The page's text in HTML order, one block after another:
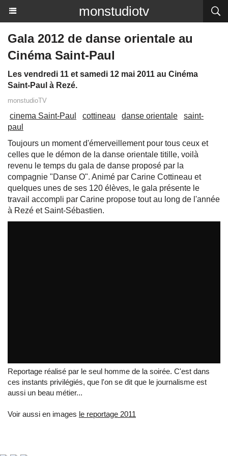
monstudiotv
Gala 2012 de danse orientale au
Cinéma Saint-Paul
Les vendredi 11 et samedi 12 mai 2011 au Cinéma
Saint-Paul à Rezé.
monstudioTV
cinema Saint-Paul cottineau danse orientale
saint-
paul
Toujours un moment d'émerveillement pour tous ceux et
celles que le démon de la danse orientale titille, voilà
revenu le temps du gala de danse proposé par la
compagnie "Danse O". Animé par Carine Cottineau et
quelques unes de ses 120 élèves, le gala présente le
travail accompli par Carine propose tout au long de l'année
à Rezé et Saint-Sébastien.
Reportage réalisé par le seul homme de la soirée. C'est dans
ces instants privilégiés, que l'on se dit que le journalisme est
aussi un beau métier...
Voir aussi en images le reportage 2011